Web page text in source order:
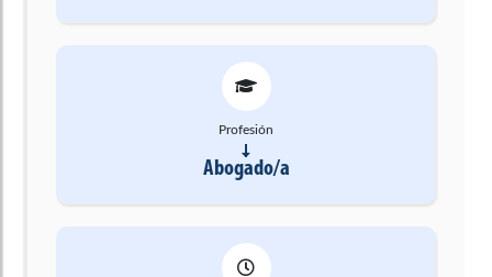
Profesión
Abogado/a